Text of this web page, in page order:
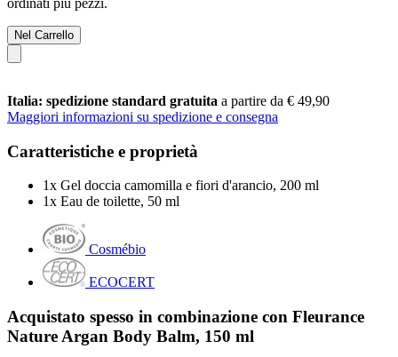
Nel Carrello
Italia: spedizione standard gratuita a partire da € 49,90
Maggiori informazioni su spedizione e consegna
Caratteristiche e proprietà
1x Gel doccia camomilla e fiori d'arancio, 200 ml
1x Eau de toilette, 50 ml
Cosmébio
ECOCERT
Acquistato spesso in combinazione con Fleurance
Nature Argan Body Balm, 150 ml